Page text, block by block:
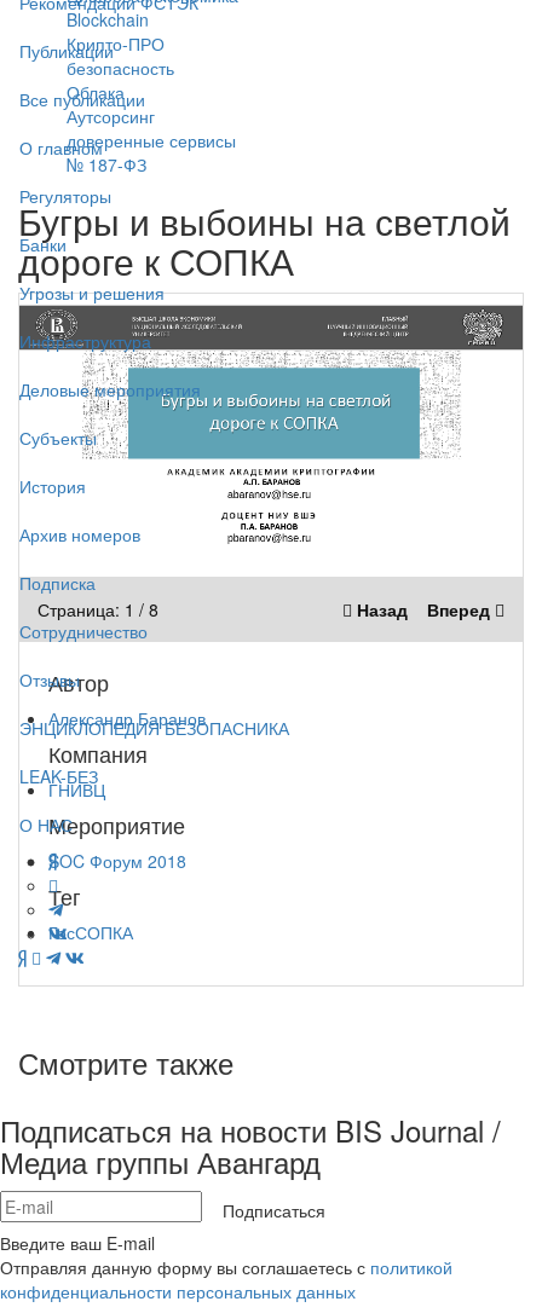
Публикации
Все публикации
О главном
Регуляторы
Банки
Угрозы и решения
Инфраструктура
Деловые мероприятия
Субъекты
История
Архив номеров
Подписка
Сотрудничество
Отзывы
ЭНЦИКЛОПЕДИЯ БЕЗОПАСНИКА
LEAK-БЕЗ
О НАС
Blockchain
Крипто-ПРО
безопасность
Облака
Аутсорсинг
доверенные сервисы
№ 187-ФЗ
Бугры и выбоины на светлой
дороге к СОПКА
Страница: 1 / 8 Вперед
Назад
Автор
Александр Баранов
Компания
ГНИВЦ
Мероприятие
SOC Форум 2018
Тег
ГосСОПКА
Смотрите также
Подписаться на новости BIS Journal /
Медиа группы Авангард
Подписаться
Введите ваш E-mail
Отправляя данную форму вы соглашаетесь с политикой
конфиденциальности персональных данных